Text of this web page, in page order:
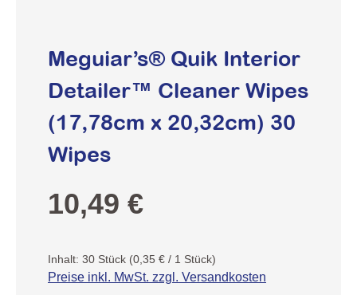
Meguiar’s® Quik Interior
Detailer™ Cleaner Wipes
(17,78cm x 20,32cm) 30
Wipes
Regulärer Preis:
10,49 €
Inhalt: 30 Stück (0,35 € / 1 Stück)
Preise inkl. MwSt. zzgl. Versandkosten